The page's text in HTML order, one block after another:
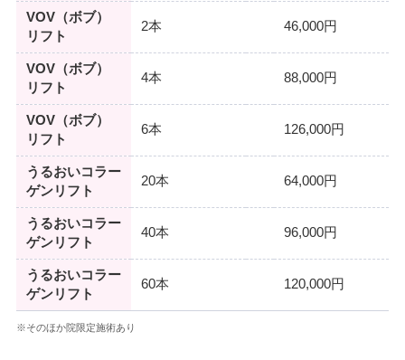
VOV（ボブ）
リフト
2本 46,000円
VOV（ボブ）
リフト
4本 88,000円
VOV（ボブ）
リフト
6本 126,000円
うるおいコラー
ゲンリフト
20本 64,000円
うるおいコラー
ゲンリフト
40本 96,000円
うるおいコラー
ゲンリフト
60本 120,000円
※そのほか院限定施術あり